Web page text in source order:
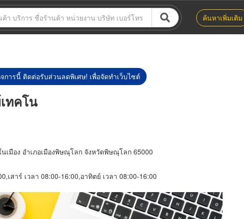
ค้นหาเพิ่มเติม
การนี้ ติดต่อรับส่วนลดพิเศษ! เพื่อจัดทำเว็บไซต์
ทคโน
เมือง อำเภอเมืองพิษณุโลก จังหวัดพิษณุโลก 65000
เสาร์ เวลา 08:00-16:00,อาทิตย์ เวลา 08:00-16:00